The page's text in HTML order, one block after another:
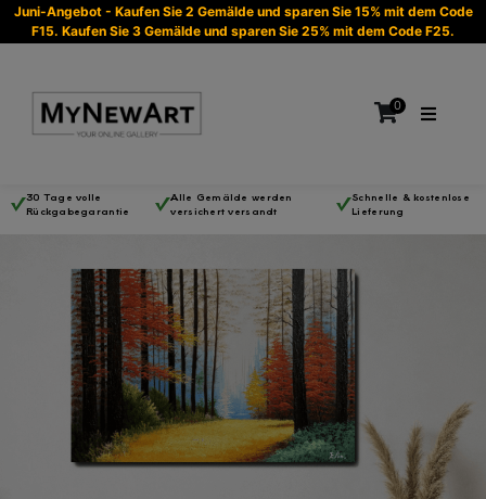
Juni-Angebot - Kaufen Sie 2 Gemälde und sparen Sie 15% mit dem Code
F15. Kaufen Sie 3 Gemälde und sparen Sie 25% mit dem Code F25.
0
Es befinden sich keine Produkte im Warenkorb.
30 Tage volle
Rückgabegarantie
Alle Gemälde werden
versichert versandt
Schnelle & kostenlose
Lieferung